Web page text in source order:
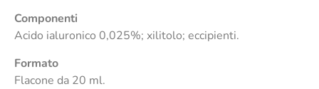
Componenti
Acido ialuronico 0,025%; xilitolo; eccipienti.
Formato
Flacone da 20 ml.